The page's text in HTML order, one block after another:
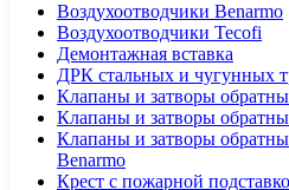
Воздухоотводчики Benarmo
Воздухоотводчики Tecofi
Демонтажная вставка
ДРК стальных и чугунных
Клапаны и затворы
Клапаны и затворы
Клапаны и затворы
Benarmo
Крест с пожарной